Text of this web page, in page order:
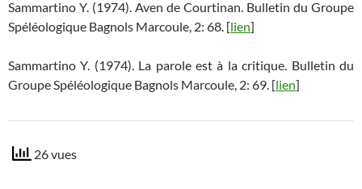
Sammartino Y. (1974). Aven de Courtinan. Bulletin du Groupe
Spéléologique Bagnols Marcoule, 2: 68. [lien]
Sammartino Y. (1974). La parole est à la critique. Bulletin du
Groupe Spéléologique Bagnols Marcoule, 2: 69. [lien]
26 vues